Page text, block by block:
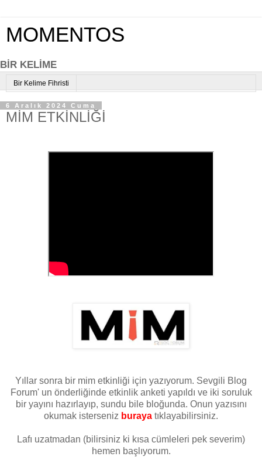
MOMENTOS
BİR KELİME
Bir Kelime Fihristi
6 Aralık 2024 Cuma
MİM ETKİNLİĞİ
Yıllar sonra bir mim etkinliği için yazıyorum. Sevgili Blog
Forum' un önderliğinde etkinlik anketi yapıldı ve iki soruluk
bir yayını hazırlayıp, sundu bile bloğunda. Onun yazısını
okumak isterseniz buraya tıklayabilirsiniz.
Lafı uzatmadan (bilirsiniz ki kısa cümleleri pek severim)
hemen başlıyorum.